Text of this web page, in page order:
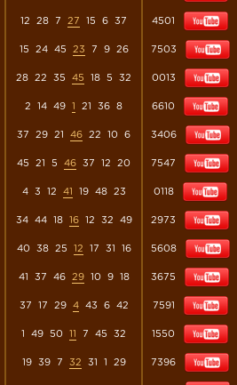
12 28 7 27 15 6 37 4501
15 24 45 23 7 9 26 7503
28 22 35 45 18 5 32 0013
2 14 49 1 21 36 8 6610
37 29 21 46 22 10 6 3406
45 21 5 46 37 12 20 7547
4 3 12 41 19 48 23 0118
34 44 18 16 12 32 49 2973
40 38 25 12 17 31 16 5608
41 37 46 29 10 9 18 3675
37 17 29 4 43 6 42 7591
1 49 50 11 7 45 32 1550
19 39 7 32 31 1 29 7396